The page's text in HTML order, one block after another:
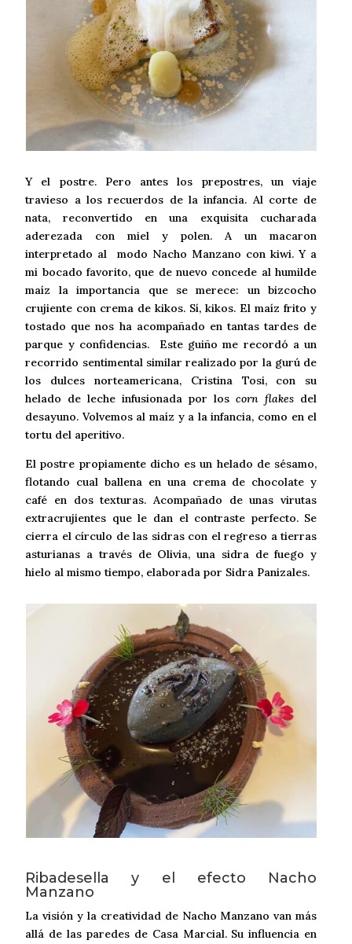
Y el postre. Pero antes los prepostres, un viaje
travieso a los recuerdos de la infancia. Al corte de
nata, reconvertido en una exquisita cucharada
aderezada con miel y polen. A un macaron
interpretado al modo Nacho Manzano con kiwi. Y a
mi bocado favorito, que de nuevo concede al humilde
maíz la importancia que se merece: un bizcocho
crujiente con crema de kikos. Sí, kikos. El maíz frito y
tostado que nos ha acompañado en tantas tardes de
parque y confidencias. Este guiño me recordó a un
recorrido sentimental similar realizado por la gurú de
los dulces norteamericana, Cristina Tosi, con su
helado de leche infusionada por loscorn flakes del
desayuno. Volvemos al maíz y a la infancia, como en el
tortu del aperitivo.
El postre propiamente dicho es un helado de sésamo,
flotando cual ballena en una crema de chocolate y
café en dos texturas. Acompañado de unas virutas
extracrujientes que le dan el contraste perfecto. Se
cierra el círculo de las sidras con el regreso a tierras
asturianas a través de Olivia, una sidra de fuego y
hielo al mismo tiempo, elaborada por Sidra Panizales.
Ribadesella y el efecto Nacho
Manzano
La visión y la creatividad de Nacho Manzano van más
allá de las paredes de Casa Marcial. Su influencia en